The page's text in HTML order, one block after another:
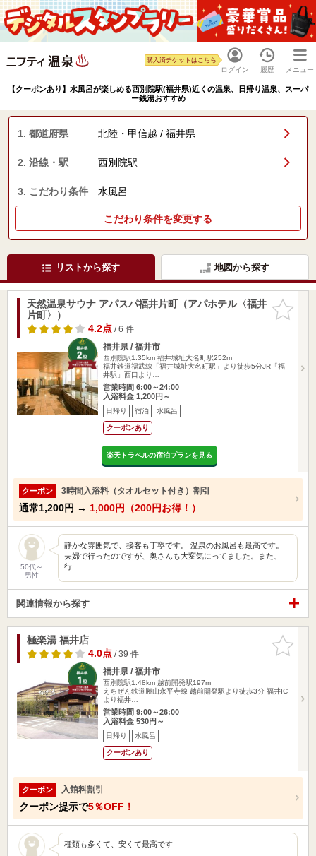
ログイン
購入済チケットはこちら
履歴 メニュー
【クーポンあり】水風呂が楽しめる西別院駅(福井県)近くの温泉、日帰り温泉、スーパ
ー銭湯おすすめ
1. 都道府県 北陸・甲信越 / 福井県
2. 沿線・駅 西別院駅
3. こだわり条件 水風呂
こだわり条件を変更する
リストから探す 地図から探す
お気に入
りに追加
天然温泉サウナ アパスパ福井片町（アパホテル〈福井
片町〉）
4.2点/ 6 件
福井県 / 福井市
西別院駅1.35km 福井城址大名町駅252m
福井鉄道福武線「福井城址大名町駅」より徒歩5分JR「福
井駅」西口より…
営業時間 6:00～24:00
入浴料金 1,200円～
日帰り 宿泊 水風呂
クーポンあり
楽天トラベルの宿泊プランを見る
クーポン 3時間入浴料（タオルセット付き）割引
通常1,200円 → 1,000円（200円お得！）
50代～
男性
静かな雰囲気で、接客も丁寧です。 温泉のお風呂も最高です。
夫婦で行ったのですが、奥さんも大変気にってました。また、
行…
関連情報から探す
お気に入
りに追加
極楽湯 福井店
4.0点/ 39 件
福井県 / 福井市
西別院駅1.48km 越前開発駅197m
えちぜん鉄道勝山永平寺線 越前開発駅より徒歩3分 福井IC
より福井…
営業時間 9:00～26:00
入浴料金 530円～
日帰り 水風呂
クーポンあり
クーポン 入館料割引
クーポン提示で5％OFF！
種類も多くて、安くて最高です